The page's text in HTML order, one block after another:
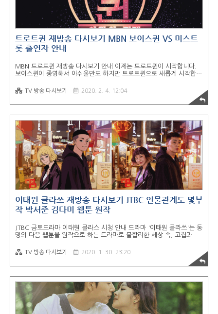
트로트퀸 재방송 다시보기 MBN 보이스퀸 VS 미스트
롯 출연자 안내
MBN 트로트퀸 재방송 다시보기 안내 이제는 트로트퀸이 시작합니다.
보이스퀸이 종영해서 아쉬울만도 하지만 트로트퀸으로 새롭게 시작합니
을 맛보시기 바랍니다. 해당 방송은 MBN 온에어 또는 무료티비 다시보
기 사이트를 통해 시청하실 수 있습니다. 함께 읽으면 도움되는 추천 포
스트 ● http://bit.ly/WAVVE_TIP 웨이브 WAVVE 이용방법 무료티비
세계적으로 OTT플랫폼 전쟁이 벌어지고 있습니다. 넷플릭스의 점유율
이 점차 높아지고 있는 가운데 애플TV, 디즈니+ 등이 론칭되고 있는데
요. 국내에서는 왓챠플레이가 있는데요... hkloveme.tistory.c..
TV 방송 다시보기 2020. 2. 4. 12:04
이태원 클라쓰 재방송 다시보기 JTBC 인물관계도 몇부
작 박서준 김다미 웹툰 원작
JTBC 금토드라마 이태원 클라스 시청 안내 드라마 '이태원 클라쓰'는 동
명의 다음 웹툰을 원작으로 하는 드라마로 불합리한 세상 속, 고집과 객
서준 김다미 권나라가 주연으로 나오는 드라마로 2020년 가장 기대되
는 드라마라고 볼 수 있습니다. 이태원 클라쓰를 시청하시려면 JTBC 온
에어 를 이용하시거나 무료티비 다시보기 사이트 를 통해 시청하실 수
되는 추천 포스트 ● http://bit.ly/WAVVE_TIP 웨이브 WAVVE 이용
방법 무료티비 다시보기 3개월 100원 할인꿀팁 웨이브 WAVVE 이용
방법 총정리 전 세계적으로 OTT플랫폼 전쟁이 벌어지고 있습니다. 넷
플..
TV 방송 다시보기 2020. 1. 30. 23:20